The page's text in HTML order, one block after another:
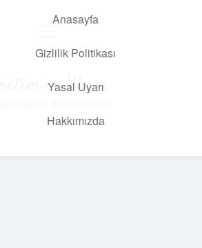
Anasayfa
Gizlilik Politikası
Yasal Uyarı
Hakkımızda
Üretim ve İlham